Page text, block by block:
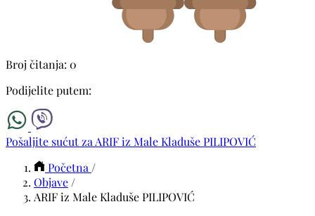
Broj čitanja: 0
Podijelite putem:
Pošaljite sućut za ARIF iz Male Kladuše PILIPOVIĆ
Početna /
Objave /
ARIF iz Male Kladuše PILIPOVIĆ